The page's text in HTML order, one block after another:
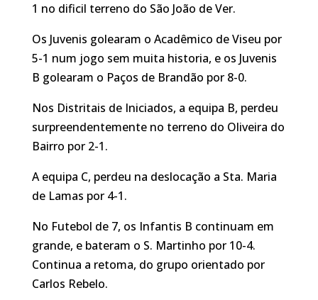
1 no dificil terreno do São João de Ver.
Os Juvenis golearam o Acadêmico de Viseu por
5-1 num jogo sem muita historia, e os Juvenis
B golearam o Paços de Brandão por 8-0.
Nos Distritais de Iniciados, a equipa B, perdeu
surpreendentemente no terreno do Oliveira do
Bairro por 2-1.
A equipa C, perdeu na deslocação a Sta. Maria
de Lamas por 4-1.
No Futebol de 7, os Infantis B continuam em
grande, e bateram o S. Martinho por 10-4.
Continua a retoma, do grupo orientado por
Carlos Rebelo.